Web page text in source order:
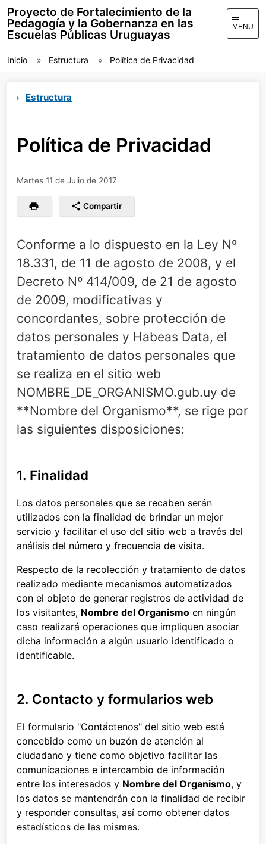
Proyecto de Fortalecimiento de la
Pedagogía y la Gobernanza en las
Escuelas Públicas Uruguayas
MENU
Inicio Estructura Política de Privacidad
Estructura
Política de Privacidad
Martes 11 de Julio de 2017
Compartir
Conforme a lo dispuesto en la Ley Nº
18.331, de 11 de agosto de 2008, y el
Decreto Nº 414/009, de 21 de agosto
de 2009, modificativas y
concordantes, sobre protección de
datos personales y Habeas Data, el
tratamiento de datos personales que
se realiza en el sitio web
NOMBRE_DE_ORGANISMO.gub.uy de
**Nombre del Organismo**, se rige por
las siguientes disposiciones:
1. Finalidad
Los datos personales que se recaben serán
utilizados con la finalidad de brindar un mejor
servicio y facilitar el uso del sitio web a través del
análisis del número y frecuencia de visita.
Respecto de la recolección y tratamiento de datos
realizado mediante mecanismos automatizados
con el objeto de generar registros de actividad de
los visitantes, Nombre del Organismo en ningún
caso realizará operaciones que impliquen asociar
dicha información a algún usuario identificado o
identificable.
2. Contacto y formularios web
El formulario "Contáctenos" del sitio web está
concebido como un buzón de atención al
ciudadano y tiene como objetivo facilitar las
comunicaciones e intercambio de información
entre los interesados y Nombre del Organismo, y
los datos se mantendrán con la finalidad de recibir
y responder consultas, así como obtener datos
estadísticos de las mismas.